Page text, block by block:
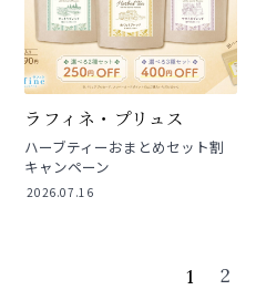
ラフィネ・プリュス
ハーブティーおまとめセット割
キャンペーン
2026.07.16
1 2